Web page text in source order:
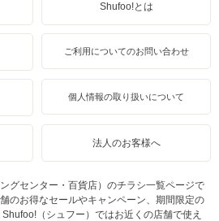
Shufoo!とは
ご利用についてのお問い合わせ
個人情報の取り扱いについて
法人のお客様へ
グセンター・百貨店）のチラシ一覧ページで
のお得なセールやキャンペーン、期間限定の
（シュフー）ではお近くの店舗で使え